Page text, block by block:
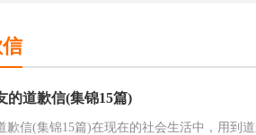
的道歉信(集锦15篇)
歉信(集锦15篇)在现在的社会生活中，用到